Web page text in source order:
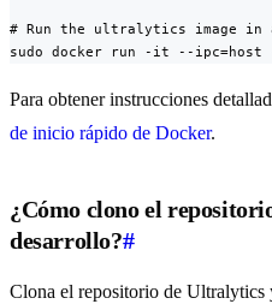
# Run the ultralytics image in
sudo docker run -it --
Para obtener instrucciones
de inicio rápido de Docker.
¿Cómo clono el
desarrollo?#
Clona el repositorio de Ultralytics